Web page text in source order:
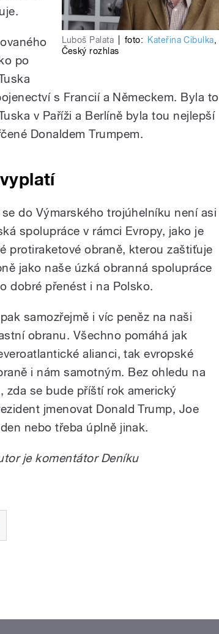
Luboš Palata foto: Kateřina Cibulka,
Český rozhlas
po
s Francií a Německem. Byla to
v Paříži a Berlíně byla tou nejlepší
Donaldem Trumpem.
do Výmarského trojúhelníku není asi
spolupráce v rámci Evropy, jako je
protiraketové obraně, kterou zaštiťuje
jako naše úzká obranná spolupráce
dobré přenést i na Polsko.
samozřejmě i víc peněz na naši
obranu. Všechno pomáhá jak
alianci, tak evropské
i nám samotným. Bez ohledu na
zda se bude příští rok americký
jmenovat Donald Trump, Joe
nebo třeba úplně jinak.
je komentátor Deníku